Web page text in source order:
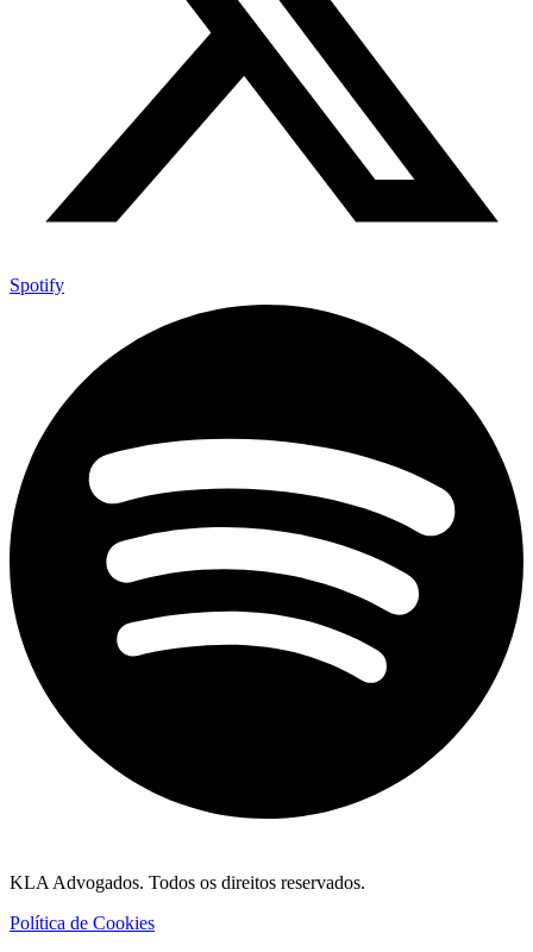
Spotify
KLA Advogados. Todos os direitos reservados.
Política de Cookies